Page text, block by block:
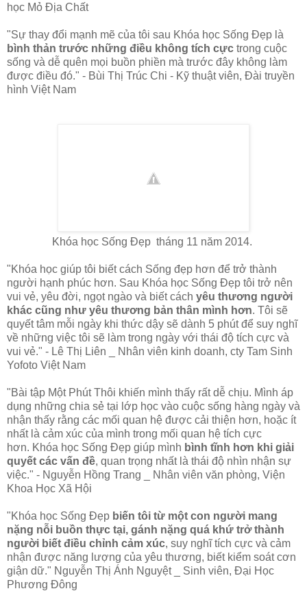
học Mỏ Địa Chất
"Sự thay đổi mạnh mẽ của tôi sau Khóa học Sống Đẹp là
bình thản trước những điều không tích cực trong cuộc
sống và dễ quên mọi buồn phiền mà trước đây không làm
được điều đó." - Bùi Thị Trúc Chi - Kỹ thuật viên, Đài truyền
hình Việt Nam
Khóa học Sống Đẹp tháng 11 năm 2014.
"Khóa học giúp tôi biết cách Sống đẹp hơn để trở thành
người hạnh phúc hơn. Sau Khóa học Sống Đẹp tôi trở nên
vui vẻ, yêu đời, ngọt ngào và biết cách yêu thương người
khác cũng như yêu thương bản thân mình hơn. Tôi sẽ
quyết tâm mỗi ngày khi thức dậy sẽ dành 5 phút để suy nghĩ
về những việc tôi sẽ làm trong ngày với thái độ tích cực và
vui vẻ." - Lê Thị Liên _ Nhân viên kinh doanh, cty Tam Sinh
Yofoto Việt Nam
"Bài tập Một Phút Thôi khiến mình thấy rất dễ chịu. Mình áp
dụng những chia sẻ tại lớp học vào cuộc sống hàng ngày và
nhận thấy rằng các mối quan hệ được cải thiện hơn, hoặc ít
nhất là cảm xúc của mình trong mối quan hệ tích cực
hơn. Khóa học Sống Đẹp giúp mình bình tĩnh hơn khi giải
quyết các vấn đề, quan trọng nhất là thái độ nhìn nhận sự
việc." - Nguyễn Hồng Trang _ Nhân viên văn phòng, Viện
Khoa Học Xã Hội
"Khóa học Sống Đẹp biến tôi từ một con người mang
nặng nỗi buồn thực tại, gánh nặng quá khứ trở thành
người biết điều chỉnh cảm xúc, suy nghĩ tích cực và cảm
nhận được năng lượng của yêu thương, biết kiểm soát cơn
giận dữ." Nguyễn Thị Ánh Nguyệt _ Sinh viên, Đại Học
Phương Đông